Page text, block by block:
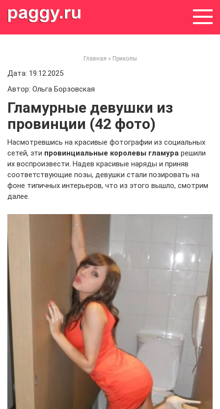
Главная » Приколы
Дата: 19.12.2025
Автор: Ольга Борзовская
Гламурные девушки из
провинции (42 фото)
Насмотревшись на красивые фотографии из социальных
сетей, эти провинциальные королевы гламура решили
их воспроизвести. Надев красивые наряды и приняв
соответствующие позы, девушки стали позировать на
фоне типичных интерьеров, что из этого вышло, смотрим
далее.